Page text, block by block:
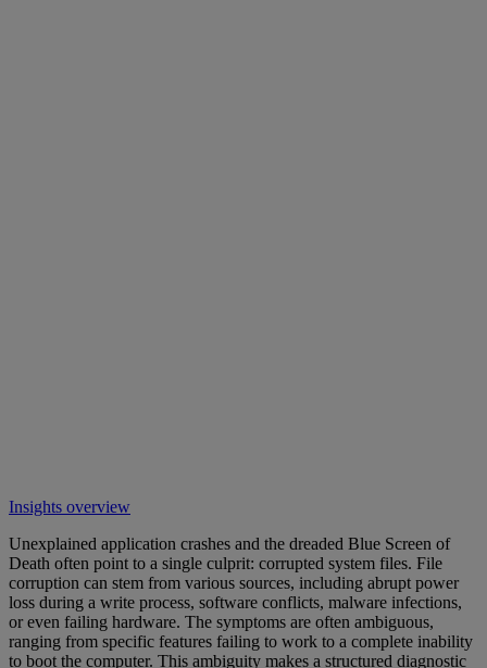
Insights overview
Unexplained application crashes and the dreaded Blue Screen of
Death often point to a single culprit: corrupted system files. File
corruption can stem from various sources, including abrupt power
loss during a write process, software conflicts, malware infections,
or even failing hardware. The symptoms are often ambiguous,
ranging from specific features failing to work to a complete inability
to boot the computer. This ambiguity makes a structured diagnostic